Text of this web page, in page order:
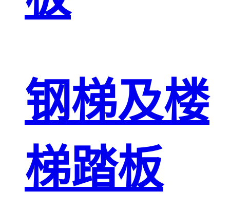
钢梯及楼
梯踏板